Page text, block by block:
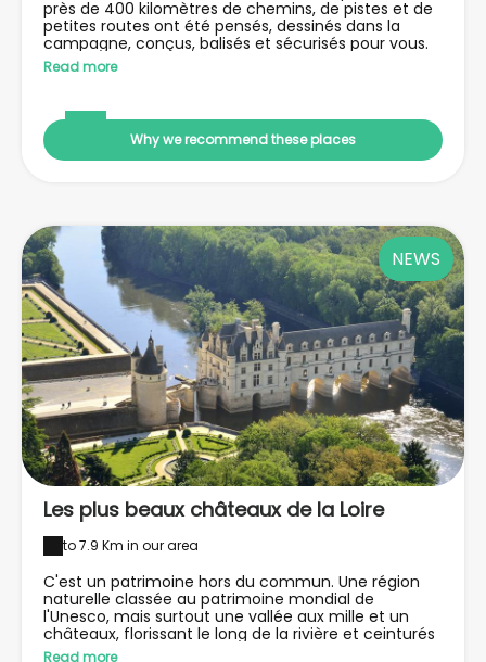
près de 400 kilomètres de chemins, de pistes et de
petites routes ont été pensés, dessinés dans la
campagne, conçus, balisés et sécurisés pour vous.
Et puis, l'on pourra visiter la réserve de Chambord en
4x4, une voiture tout terrain : Cerfs, biches,
mystéireux habitants de la forêt domaniale se
laisseront (peut-être) approcher.
Read more
Why we recommend these places
NEWS
Les plus beaux châteaux de la Loire
to 7.9 Km in our area
C'est un patrimoine hors du commun. Une région
naturelle classée au patrimoine mondial de
l'Unesco, mais surtout une vallée aux mille et un
châteaux, florissant le long de la rivière et ceinturés
de paysages verdoyants. Le château de Chambord,
Read more